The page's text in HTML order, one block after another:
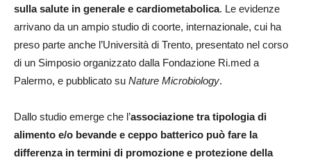
sulla salute in generale e cardiometabolica. Le evidenze
arrivano da un ampio studio di coorte, internazionale, cui ha
preso parte anche l’Università di Trento, presentato nel corso
di un Simposio organizzato dalla Fondazione Ri.med a
Palermo, e pubblicato su Nature Microbiology.
Dallo studio emerge che l’associazione tra tipologia di
alimento e/o bevande e ceppo batterico può fare la
differenza in termini di promozione e protezione della